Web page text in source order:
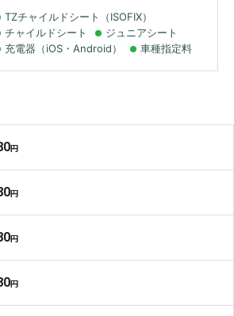
TZチャイルドシート（ISOFIX）
チャイルドシート
ジュニアシート
充電器（iOS・Android）
車種指定料
円
円
円
円